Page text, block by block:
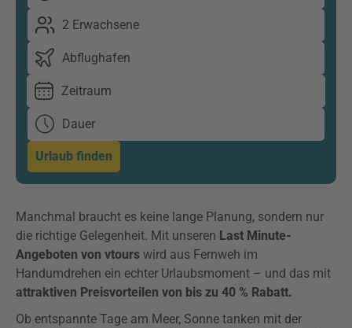
2 Erwachsene
Abflughafen
Zeitraum
Dauer
Urlaub finden
Manchmal braucht es keine lange Planung, sondern nur
die richtige Gelegenheit. Mit unseren Last Minute-
Angeboten von vtours wird aus Fernweh im
Handumdrehen ein echter Urlaubsmoment – und das mit
attraktiven Preisvorteilen von bis zu 40 % Rabatt.
Ob entspannte Tage am Meer, Sonne tanken mit der